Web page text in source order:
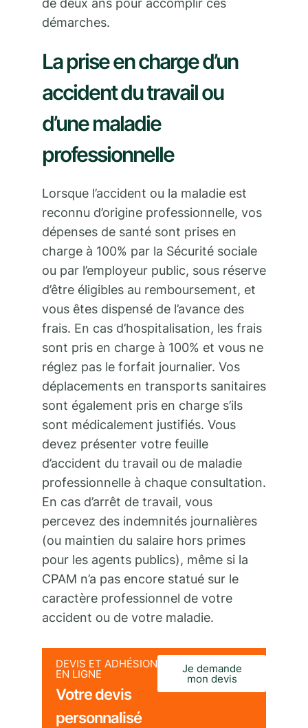
de deux ans pour accomplir ces
démarches.
La prise en charge d’un
accident du travail ou
d’une maladie
professionnelle
Lorsque l’accident ou la maladie est
reconnu d’origine professionnelle, vos
dépenses de santé sont prises en
charge à 100% par la Sécurité sociale
ou par l’employeur public, sous réserve
d’être éligibles au remboursement, et
vous êtes dispensé de l’avance des
frais. En cas d’hospitalisation, les frais
sont pris en charge à 100% et vous ne
réglez pas le forfait journalier. Vos
déplacements en transports sanitaires
sont également pris en charge s’ils
sont médicalement justifiés. Vous
devez présenter votre feuille
d’accident du travail ou de maladie
professionnelle à chaque consultation.
En cas d’arrêt de travail, vous
percevez des indemnités journalières
(ou maintien du salaire hors primes
pour les agents publics), même si la
CPAM n’a pas encore statué sur le
caractère professionnel de votre
accident ou de votre maladie.
DEVIS ET ADHÉSION
EN LIGNE
Votre devis
personnalisé
Je demande
mon devis